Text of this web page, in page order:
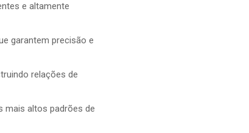
e altamente
garantem precisão e
relações de
altos padrões de